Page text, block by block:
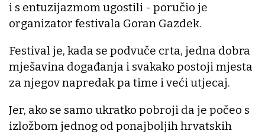
i s entuzijazmom ugostili - poručio je
organizator festivala Goran Gazdek.
Festival je, kada se podvuče crta, jedna dobra
mješavina događanja i svakako postoji mjesta
za njegov napredak pa time i veći utjecaj.
Jer, ako se samo ukratko pobroji da je počeo s
izložbom jednog od ponajboljih hrvatskih